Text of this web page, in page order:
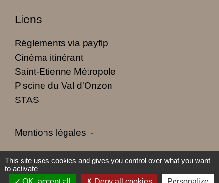
Liens
Règlements via payfip
Cinéma itinérant
Saint-Etienne Métropole
Piscine du Val d'Onzon
STAS
Mentions légales -
Politique de confidentialité - Accessibilité -
Plan du site - Gestion des cookies
This site uses cookies and gives you control over what you want
to activate
OK, accept all
Deny all cookies Personalize